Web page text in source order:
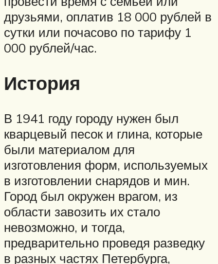
друзьями, оплатив 18 000 рублей в
сутки или почасово по тарифу 1
000 рублей/час.
История
В 1941 году городу нужен был
кварцевый песок и глина, которые
были материалом для
изготовления форм, используемых
в изготовлении снарядов и мин.
Город был окружен врагом, из
области завозить их стало
невозможно, и тогда,
предварительно проведя разведку
в разных частях Петербурга,